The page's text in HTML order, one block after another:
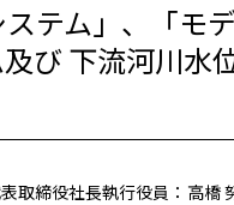
テム」、「モ
び 下流河川水
取締役社長執行役員：高橋